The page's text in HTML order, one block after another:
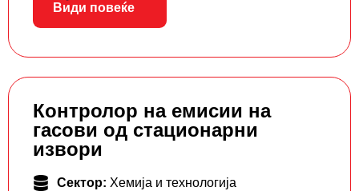
Види повеќе
Контролор на емисии на
гасови од стационарни
извори
Сектор: Хемија и технологија